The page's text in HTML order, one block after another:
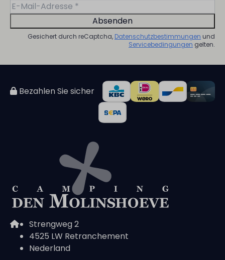
Absenden
Gesichert durch reCaptcha, Datenschutzbestimmungen und
Servicebedingungen gelten.
Bezahlen Sie sicher
Strengweg 2
4525 LW Retranchement
Nederland